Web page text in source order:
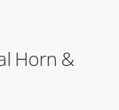
Horn &